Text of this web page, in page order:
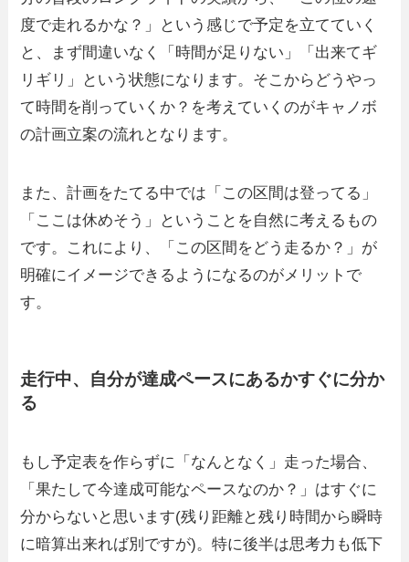
度で走れるかな？」という感じで予定を立てていく
と、まず間違いなく「時間が足りない」「出来てギ
リギリ」という状態になります。そこからどうやっ
て時間を削っていくか？を考えていくのがキャノボ
の計画立案の流れとなります。
また、計画をたてる中では「この区間は登ってる」
「ここは休めそう」ということを自然に考えるもの
です。これにより、「この区間をどう走るか？」が
明確にイメージできるようになるのがメリットで
す。
走行中、自分が達成ペースにあるかすぐに分か
る
もし予定表を作らずに「なんとなく」走った場合、
「果たして今達成可能なペースなのか？」はすぐに
分からないと思います(残り距離と残り時間から瞬時
に暗算出来れば別ですが)。特に後半は思考力も低下